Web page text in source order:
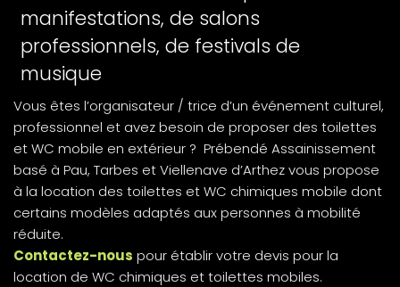
manifestations, de salons
professionnels, de festivals de
musique
Vous êtes l’organisateur / trice d’un événement culturel,
professionnel et avez besoin de proposer des toilettes
et WC mobile en extérieur ? Prébendé Assainissement
basé à Pau, Tarbes et Viellenave d’Arthez vous propose
à la location des toilettes et WC chimiques mobile dont
certains modèles adaptés aux personnes à mobilité
réduite.
Contactez-nous pour établir votre devis pour la
location de WC chimiques et toilettes mobiles.